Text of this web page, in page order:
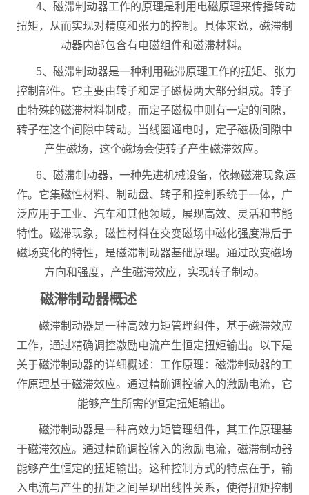
4、磁滞制动器工作的原理是利用电磁原理来传播转动
扭矩，从而实现对精度和张力的控制。具体来说，磁滞制
动器内部包含有电磁组件和磁滞材料。
5、磁滞制动器是一种利用磁滞原理工作的扭矩、张力
控制部件。它主要由转子和定子磁极两大部分组成。转子
由特殊的磁滞材料制成，而定子磁极中则有一定的间隙，
转子在这个间隙中转动。当线圈通电时，定子磁极间隙中
产生磁场，这个磁场会使转子产生磁滞效应。
6、磁滞制动器，一种先进机械设备，依赖磁滞现象运
作。它集磁性材料、制动盘、转子和控制系统于一体，广
泛应用于工业、汽车和其他领域，展现高效、灵活和节能
特性。磁滞现象，磁性材料在交变磁场中磁化强度滞后于
磁场变化的特性，是磁滞制动器基础原理。通过改变磁场
方向和强度，产生磁滞效应，实现转子制动。
磁滞制动器概述
磁滞制动器是一种高效力矩管理组件，基于磁滞效应
工作，通过精确调控激励电流产生恒定扭矩输出。以下是
关于磁滞制动器的详细概述：工作原理：磁滞制动器的工
作原理基于磁滞效应。通过精确调控输入的激励电流，它
能够产生所需的恒定扭矩输出。
磁滞制动器是一种高效力矩管理组件，其工作原理基
于磁滞效应。通过精确调控输入的激励电流，磁滞制动器
能够产生恒定的扭矩输出。这种控制方式的特点在于，输
入电流与产生的扭矩之间呈现出线性关系，使得扭矩控制